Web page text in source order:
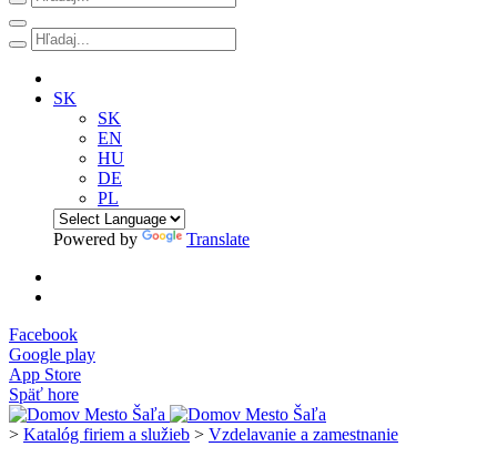
SK
SK
EN
HU
DE
PL
Powered by Translate
Facebook
Google play
App Store
Späť hore
> Katalóg firiem a služieb > Vzdelavanie a zamestnanie